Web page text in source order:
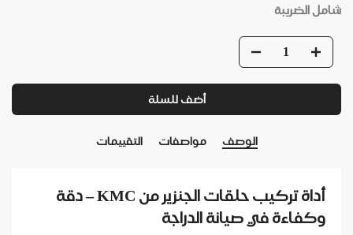
شامل الضريبة
أضف للسلة
الوصف مواصفات التقييمات
أداة تركيب حلقات الجنزير من KMC – دقة
وكفاءة في صيانة الدراجة